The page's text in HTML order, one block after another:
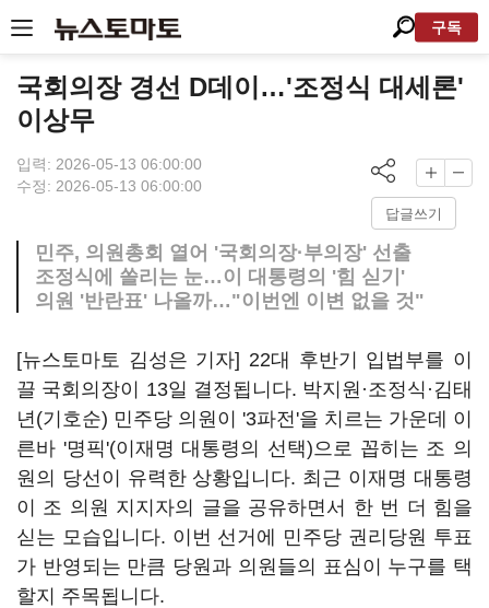
구독
국회의장 경선 D데이…'조정식 대세론'
이상무
입력: 2026-05-13 06:00:00
수정: 2026-05-13 06:00:00
답글쓰기
민주, 의원총회 열어 '국회의장·부의장' 선출
조정식에 쏠리는 눈…이 대통령의 '힘 싣기'
의원 '반란표' 나올까…"이번엔 이변 없을 것"
[뉴스토마토 김성은 기자] 22대 후반기 입법부를 이
끌 국회의장이 13일 결정됩니다. 박지원·조정식·김태
년(기호순) 민주당 의원이 '3파전'을 치르는 가운데 이
른바 '명픽'(이재명 대통령의 선택)으로 꼽히는 조 의
원의 당선이 유력한 상황입니다. 최근 이재명 대통령
이 조 의원 지지자의 글을 공유하면서 한 번 더 힘을
싣는 모습입니다. 이번 선거에 민주당 권리당원 투표
가 반영되는 만큼 당원과 의원들의 표심이 누구를 택
할지 주목됩니다.